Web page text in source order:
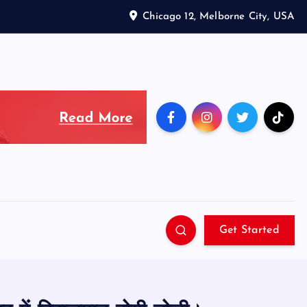
Chicago 12, Melborne City, USA
Get Started